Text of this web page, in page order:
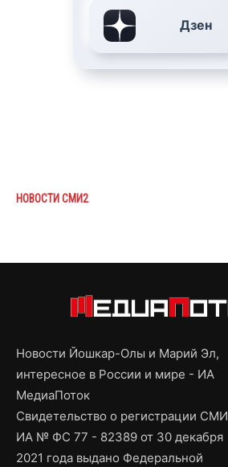
Дзен
НОВОСТИ СМИ2
Новости Йошкар-Олы и Марий Эл,
интересное в России и мире - ИА
МедиаПоток
Свидетельство о регистрации СМИ
ИА № ФС 77 - 82389 от 30 декабря
2021 года выдано Федеральной